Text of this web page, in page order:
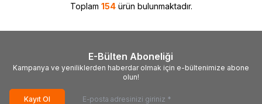
Toplam 154ürün bulunmaktadır.
E-Bülten Aboneliği
Kampanya ve yeniliklerden haberdar olmak için e-bültenimize abone
olun!
Kayıt Ol